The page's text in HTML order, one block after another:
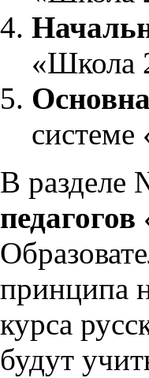
«Школа
В разделе
педагогов
принципа
курса
будут